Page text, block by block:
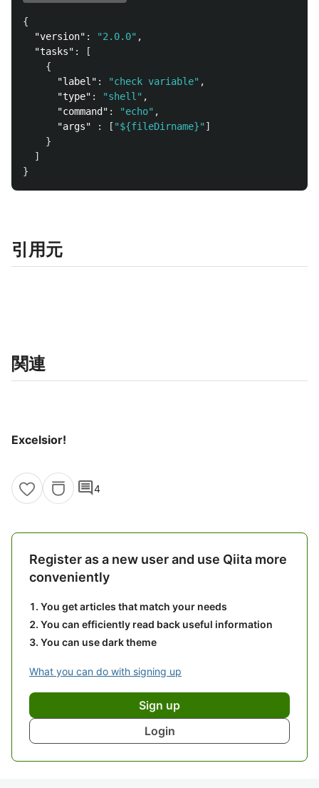
{
"version" : "2.0.0" ,
"tasks" :
[
{
"label" : "check variable" ,
"type" : "shell" ,
"command" : "echo" ,
"args"
: [ "${fileDirname}" ]
}
]
}
引用元
関連
Excelsior!
comment4
Register as a new user and use Qiita more
conveniently
You get articles that match your needs
You can efficiently read back useful information
You can use dark theme
What you can do with signing up
Sign up
Login